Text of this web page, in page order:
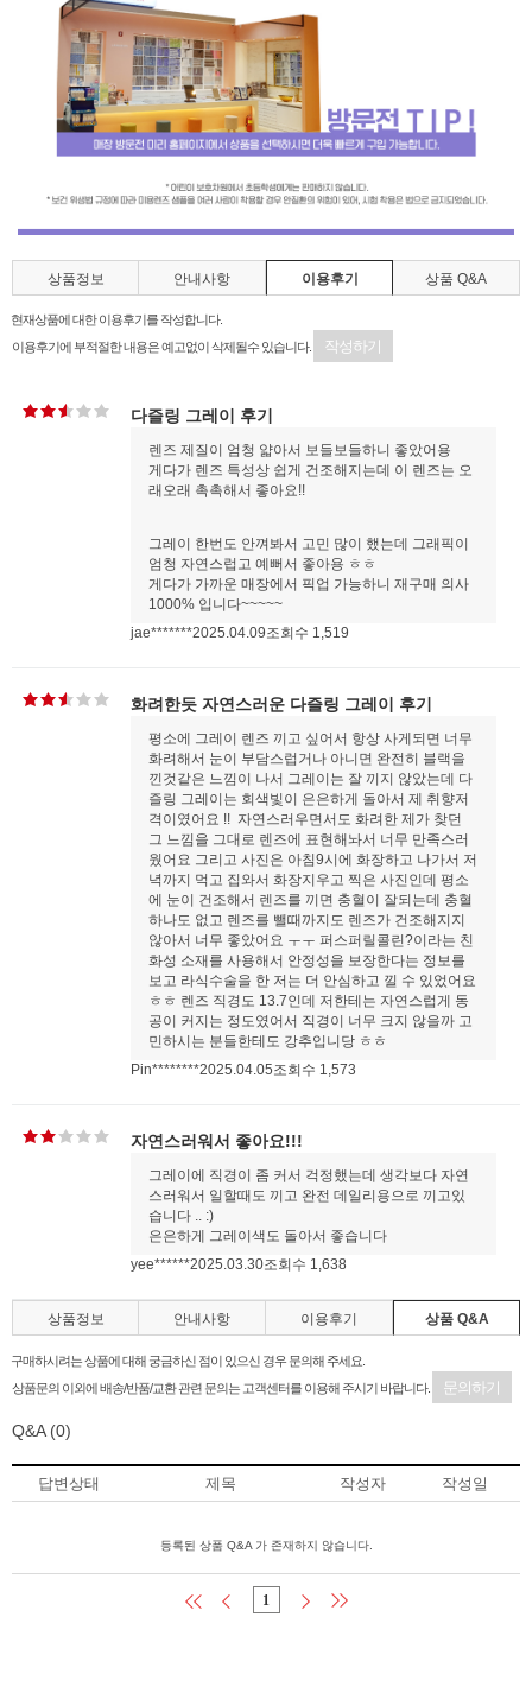
상품정보 안내사항 이용후기 상품 Q&A
현재상품에 대한 이용후기를 작성합니다.
이용후기에 부적절한 내용은 예고없이 삭제될수 있습니다.
작성하기
다즐링 그레이 후기
렌즈 제질이 엄청 얇아서 보들보들하니 좋았어용
게다가 렌즈 특성상 쉽게 건조해지는데 이 렌즈는 오
래오래 촉촉해서 좋아요!!
그레이 한번도 안껴봐서 고민 많이 했는데 그래픽이
엄청 자연스럽고 예뻐서 좋아용 ㅎㅎ
게다가 가까운 매장에서 픽업 가능하니 재구매 의사
1000% 입니다~~~~~
jae*******2025.04.09조회수 1,519
화려한듯 자연스러운 다즐링 그레이 후기
평소에 그레이 렌즈 끼고 싶어서 항상 사게되면 너무
화려해서 눈이 부담스럽거나 아니면 완전히 블랙을
낀것같은 느낌이 나서 그레이는 잘 끼지 않았는데 다
즐링 그레이는 회색빛이 은은하게 돌아서 제 취향저
격이였어요 !! 자연스러우면서도 화려한 제가 찾던
그 느낌을 그대로 렌즈에 표현해놔서 너무 만족스러
웠어요 그리고 사진은 아침9시에 화장하고 나가서 저
녁까지 먹고 집와서 화장지우고 찍은 사진인데 평소
에 눈이 건조해서 렌즈를 끼면 충혈이 잘되는데 충혈
하나도 없고 렌즈를 뺄때까지도 렌즈가 건조해지지
않아서 너무 좋았어요 ㅜㅜ 퍼스퍼릴콜린?이라는 친
화성 소재를 사용해서 안정성을 보장한다는 정보를
보고 라식수술을 한 저는 더 안심하고 낄 수 있었어요
ㅎㅎ 렌즈 직경도 13.7인데 저한테는 자연스럽게 동
공이 커지는 정도였어서 직경이 너무 크지 않을까 고
민하시는 분들한테도 강추입니당 ㅎㅎ
Pin********2025.04.05조회수 1,573
자연스러워서 좋아요!!!
그레이에 직경이 좀 커서 걱정했는데 생각보다 자연
스러워서 일할때도 끼고 완전 데일리용으로 끼고있
습니다 .. :)
은은하게 그레이색도 돌아서 좋습니다
yee******2025.03.30조회수 1,638
상품정보 안내사항 이용후기 상품 Q&A
구매하시려는 상품에 대해 궁금하신 점이 있으신 경우 문의해 주세요.
상품문의 이외에 배송/반품/교환 관련 문의는 고객센터를 이용해 주시기 바랍니다.
문의하기
Q&A (0)
답변상태 제목 작성자 작성일
등록된 상품 Q&A 가 존재하지 않습니다.
1